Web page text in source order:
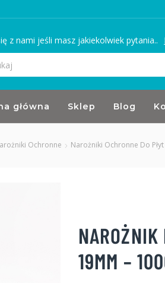
z nami jeśli masz jakiekolwiek pytania..
główna Sklep Blog
Ochronne Narożniki Ochronne Do
19MM –